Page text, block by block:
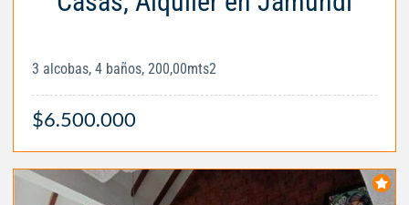
3 alcobas, 4 baños, 200,00mts2
$6.500.000